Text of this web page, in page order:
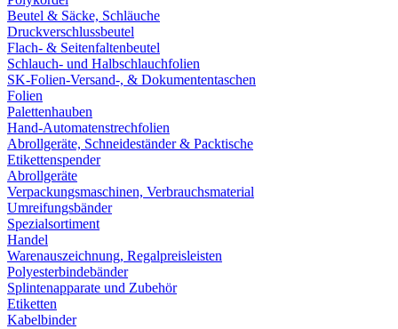
Beutel & Säcke, Schläuche
Druckverschlussbeutel
Flach- & Seitenfaltenbeutel
Schlauch- und Halbschlauchfolien
SK-Folien-Versand-, & Dokumententaschen
Folien
Palettenhauben
Hand-Automatenstrechfolien
Abrollgeräte, Schneideständer & Packtische
Etikettenspender
Abrollgeräte
Verpackungsmaschinen, Verbrauchsmaterial
Umreifungsbänder
Spezialsortiment
Handel
Warenauszeichnung, Regalpreisleisten
Polyesterbindebänder
Splintenapparate und Zubehör
Etiketten
Kabelbinder